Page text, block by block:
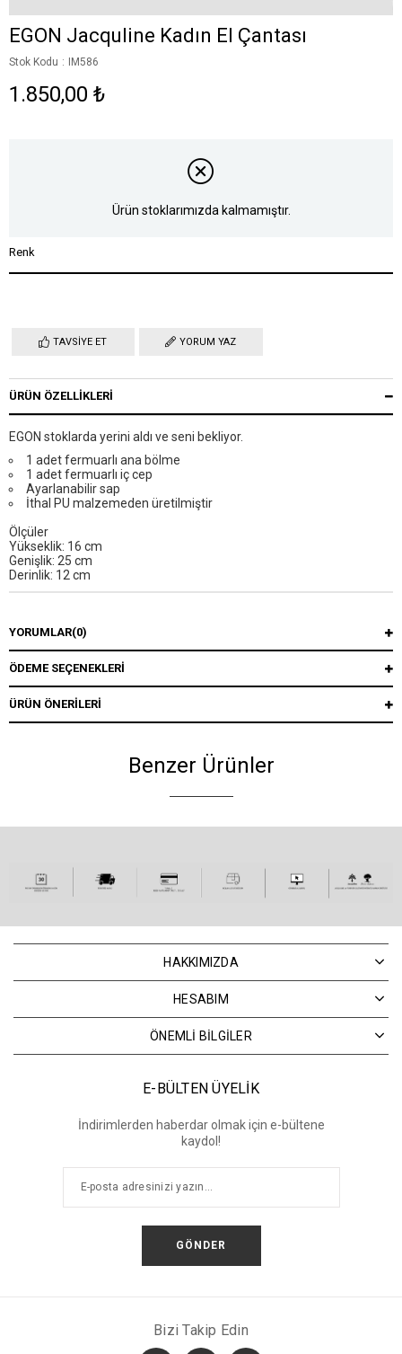
EGON Jacquline Kadın El Çantası
Stok Kodu IM586
1.850,00 ₺
Ürün stoklarımızda kalmamıştır.
Renk
TAVSIYE ET YORUM YAZ
ÜRÜN ÖZELLIKLERI
EGON stoklarda yerini aldı ve seni bekliyor.
1 adet fermuarlı ana bölme
1 adet fermuarlı iç cep
Ayarlanabilir sap
İthal PU malzemeden üretilmiştir
Ölçüler
Yükseklik: 16 cm
Genişlik: 25 cm
Derinlik: 12 cm
YORUMLAR(0)
ÖDEME SEÇENEKLERI
ÜRÜN ÖNERILERI
Benzer Ürünler
HAKKIMIZDA
HESABIM
ÖNEMLİ BİLGİLER
E-BÜLTEN ÜYELİK
İndirimlerden haberdar olmak için e-bültene
kaydol!
GÖNDER
Bizi Takip Edin